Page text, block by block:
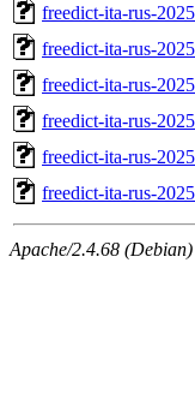
freedict-ita-rus-
freedict-ita-rus-
freedict-ita-rus-
freedict-ita-rus-
freedict-ita-rus-
freedict-ita-rus-
Apache/2.4.68